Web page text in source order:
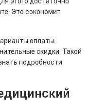
Это сэкономит
оплаты.
скидки. Такой
подробности